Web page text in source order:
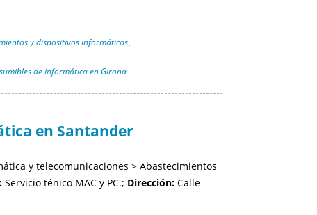
y dispositivos informáticos ,
de informática en Girona
en Santander
y telecomunicaciones > Abastecimientos
Servicio ténico MAC y PC.; Dirección:Calle